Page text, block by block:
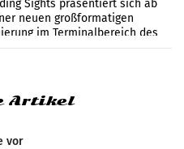
Sights präsentiert sich ab
neuen großformatigen
im Terminalbereich des
Die Präsenz befindet sich im
Artikel
vor